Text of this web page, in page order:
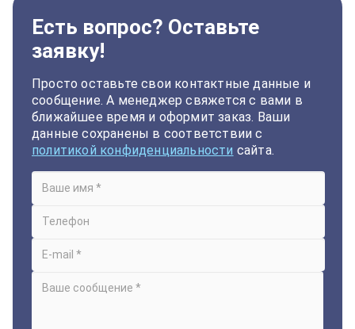
Есть вопрос? Оставьте
заявку!
Просто оставьте свои контактные данные и
сообщение. А менеджер свяжется с вами в
ближайшее время и оформит заказ. Ваши
данные сохранены в соответствии с
политикой конфиденциальности сайта.